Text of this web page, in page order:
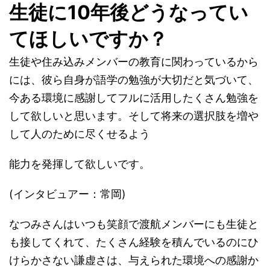
生徒に10年後どうなってい
てほしいですか？
生徒や住み込みメンバーの教育に関わっているから
には、彼ら自身が語学の勉強が大切だと気づいて、
今ある環境に感謝してフルに活用したくさん勉強を
して欲しいと思います。そして将来の選択肢を増や
して人のために尽くせるよう
能力を発揮して欲しいです。
(インタビュアー：常岡)
なつみさんはいつも笑顔で渡航メンバーにも生徒と
も接してくれて、たくさん経験を積んでいるのにひ
けらかさない謙虚さは、与えられた環境への感謝か